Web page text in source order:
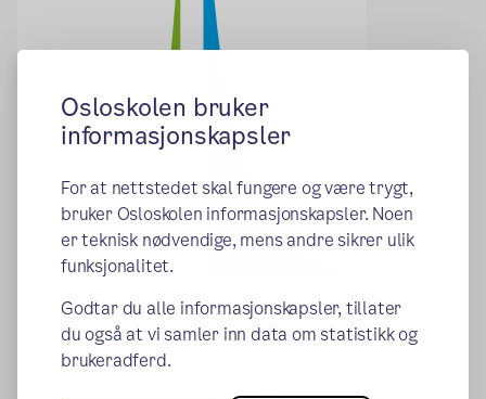
Osloskolen bruker
informasjonskapsler
For at nettstedet skal fungere og være trygt,
bruker Osloskolen informasjonskapsler. Noen
er teknisk nødvendige, mens andre sikrer ulik
funksjonalitet.
Godtar du alle informasjonskapsler, tillater
du også at vi samler inn data om statistikk og
brukeradferd.